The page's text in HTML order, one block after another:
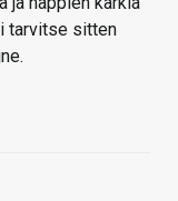
tarvitse sitten